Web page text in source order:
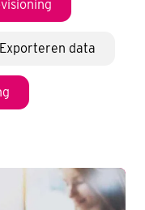
Exporteren data